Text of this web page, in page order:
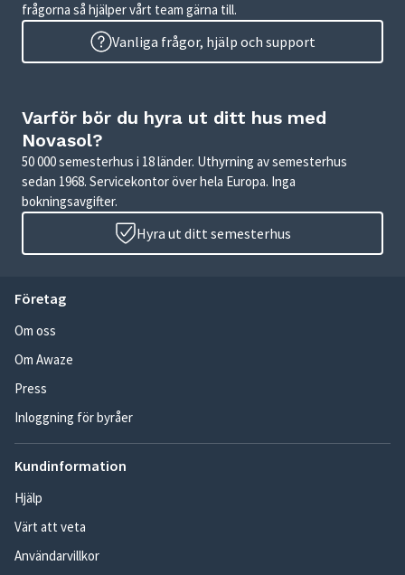
frågorna så hjälper vårt team gärna till.
Vanliga frågor, hjälp och support
Varför bör du hyra ut ditt hus med
Novasol?
50 000 semesterhus i 18 länder. Uthyrning av semesterhus
sedan 1968. Servicekontor över hela Europa. Inga
bokningsavgifter.
Hyra ut ditt semesterhus
Företag
Om oss
Om Awaze
Press
Inloggning för byråer
Kundinformation
Hjälp
Värt att veta
Användarvillkor